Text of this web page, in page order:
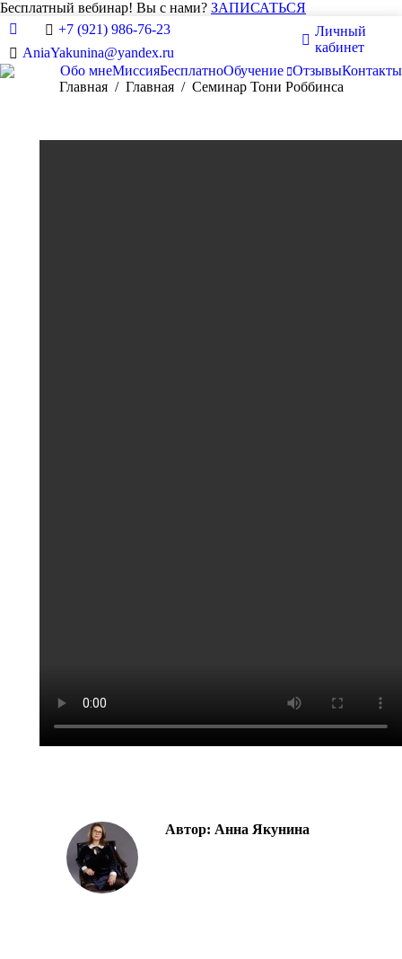
Бесплатный вебинар! Вы с нами? ЗАПИСАТЬСЯ
Вконтакте
+7 (921) 986-76-23
AniaYakunina@yandex.ru
Личный
кабинет
Обо мнеМиссияБесплатноОбучение ОтзывыКонтакты
Вы здесь:
Главная Главная Семинар Тони Роббинса
Автор: Анна Якунина